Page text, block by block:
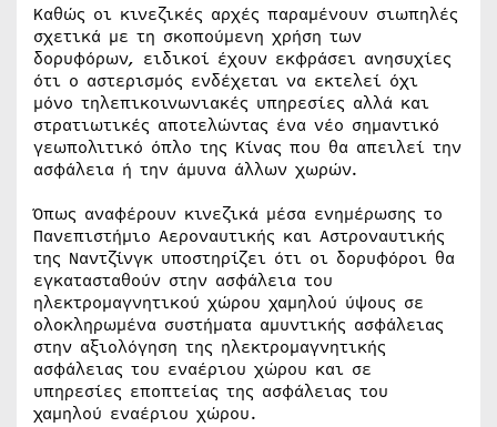
Καθώς οι κινεζικές αρχές παραμένουν σιωπηλές
σχετικά με τη σκοπούμενη χρήση των
δορυφόρων, ειδικοί έχουν εκφράσει ανησυχίες
ότι ο αστερισμός ενδέχεται να εκτελεί όχι
μόνο τηλεπικοινωνιακές υπηρεσίες αλλά και
στρατιωτικές αποτελώντας ένα νέο σημαντικό
γεωπολιτικό όπλο της Κίνας που θα απειλεί την
ασφάλεια ή την άμυνα άλλων χωρών.
Όπως αναφέρουν κινεζικά μέσα ενημέρωσης το
Πανεπιστήμιο Αεροναυτικής και Αστροναυτικής
της Ναντζίνγκ υποστηρίζει ότι οι δορυφόροι θα
εγκατασταθούν στην ασφάλεια του
ηλεκτρομαγνητικού χώρου χαμηλού ύψους σε
ολοκληρωμένα συστήματα αμυντικής ασφάλειας
στην αξιολόγηση της ηλεκτρομαγνητικής
ασφάλειας του εναέριου χώρου και σε
υπηρεσίες εποπτείας της ασφάλειας του
χαμηλού εναέριου χώρου.